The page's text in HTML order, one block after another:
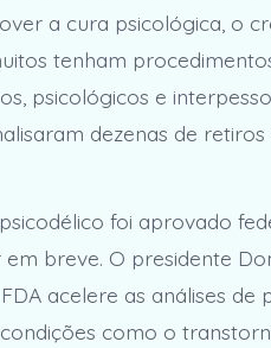
a cura psicológica, o
tenham
psicológicos e
dezenas de
foi aprovado
breve. O presidente
acelere as análises de
como o